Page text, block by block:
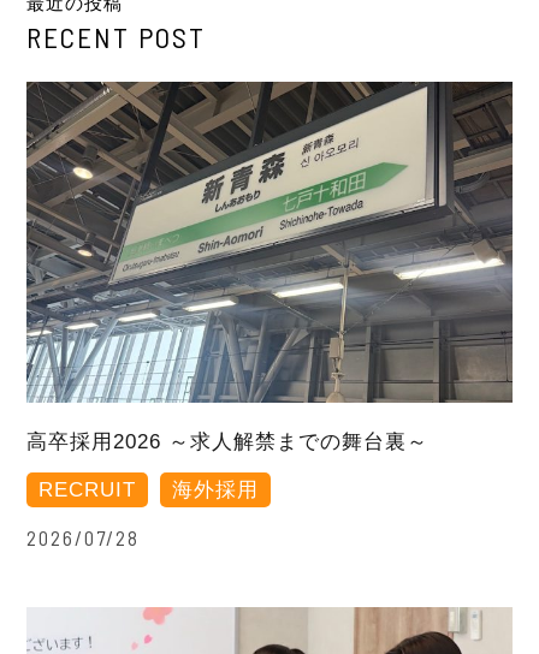
RECENT POST
高卒採用2026 ～求人解禁までの舞台裏～
RECRUIT 海外採用
2026/07/28